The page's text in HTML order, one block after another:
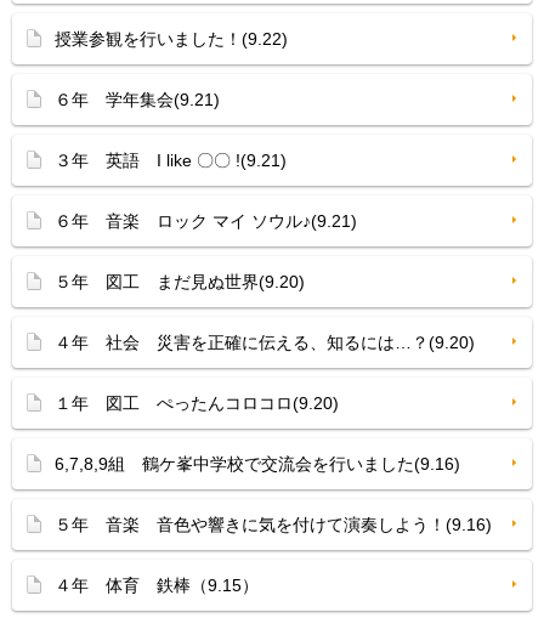
授業参観を行いました！(9.22)
６年 学年集会(9.21)
３年 英語 I like 〇〇 !(9.21)
６年 音楽 ロック マイ ソウル♪(9.21)
５年 図工 まだ見ぬ世界(9.20)
４年 社会 災害を正確に伝える、知るには…？(9.20)
１年 図工 ぺったんコロコロ(9.20)
6,7,8,9組 鶴ケ峯中学校で交流会を行いました(9.16)
５年 音楽 音色や響きに気を付けて演奏しよう！(9.16)
４年 体育 鉄棒（9.15）